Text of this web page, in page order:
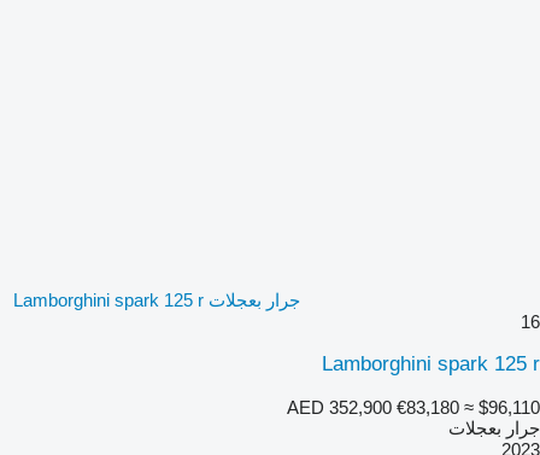
جرار بعجلات Lamborghini spark 125 r
16
Lamborghini spark 125 r
AED 352,900 €83,180 ≈ $96,110
جرار بعجلات
2023